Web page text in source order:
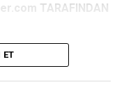
tamamının
Bu süreçte
ile koordinasyon
süreci
konuştu.
TARAFINDAN
ET